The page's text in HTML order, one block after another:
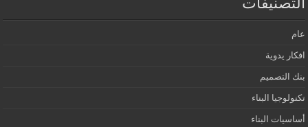
التصنيفات
عام
افكار يدوية
بنك التصميم
تكنولوجيا البناء
أساسيات البناء